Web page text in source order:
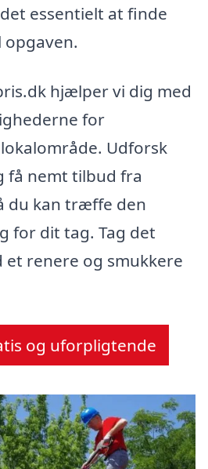
essentielt at finde
hjælper vi dig med
for
Udforsk
få nemt tilbud fra
du kan træffe den
for dit tag. Tag det
renere og smukkere
og uforpligtende